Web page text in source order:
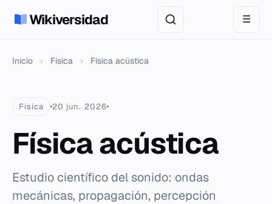
Wikiversidad ☰
Inicio › Física › Física acústica
Física 20 jun. 2026
Física acústica
Estudio científico del sonido: ondas
mecánicas, propagación, percepción